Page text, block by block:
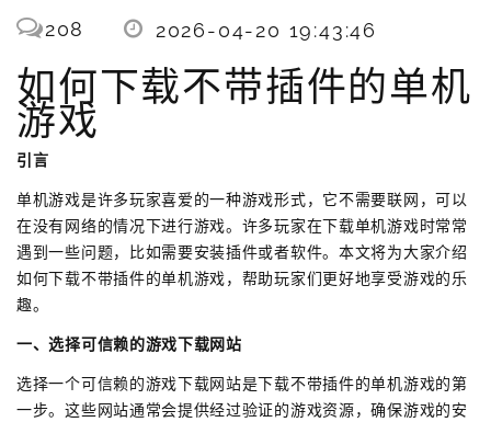
208 2026-04-20 19:43:46
如何下载不带插件的单机
游戏
引言
单机游戏是许多玩家喜爱的一种游戏形式，它不需要联网，可以
在没有网络的情况下进行游戏。许多玩家在下载单机游戏时常常
遇到一些问题，比如需要安装插件或者软件。本文将为大家介绍
如何下载不带插件的单机游戏，帮助玩家们更好地享受游戏的乐
趣。
一、选择可信赖的游戏下载网站
选择一个可信赖的游戏下载网站是下载不带插件的单机游戏的第
一步。这些网站通常会提供经过验证的游戏资源，确保游戏的安